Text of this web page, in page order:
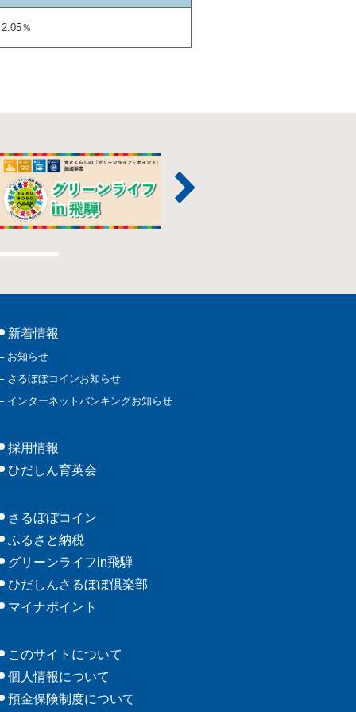
％
新着情報
お知らせ
さるぼぼコインお知らせ
インターネットバンキングお知らせ
採用情報
ひだしん育英会
さるぼぼコイン
ふるさと納税
グリーンライフin飛騨
ひだしんさるぼぼ倶楽部
マイナポイント
このサイトについて
個人情報について
預金保険制度について